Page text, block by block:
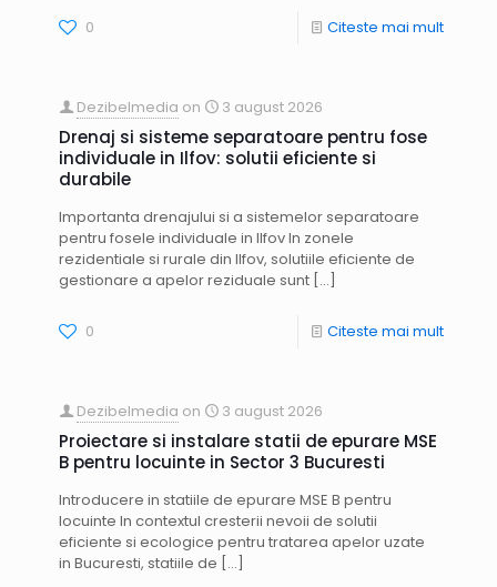
0 Citeste mai mult
Dezibelmedia on 3 august 2026
Drenaj si sisteme separatoare pentru fose
individuale in Ilfov: solutii eficiente si
durabile
Importanta drenajului si a sistemelor separatoare
pentru fosele individuale in Ilfov In zonele
rezidentiale si rurale din Ilfov, solutiile eficiente de
gestionare a apelor reziduale sunt […]
0 Citeste mai mult
Dezibelmedia on 3 august 2026
Proiectare si instalare statii de epurare MSE
B pentru locuinte in Sector 3 Bucuresti
Introducere in statiile de epurare MSE B pentru
locuinte In contextul cresterii nevoii de solutii
eficiente si ecologice pentru tratarea apelor uzate
in Bucuresti, statiile de […]